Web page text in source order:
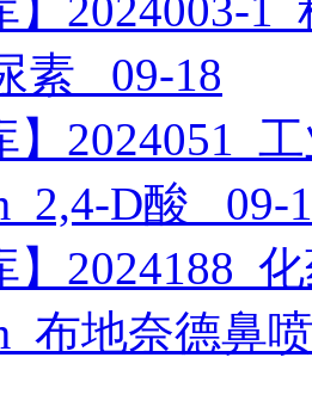
素_ 09-18
】2024051_
D酸_ 09-
】2024188_
布地奈德鼻